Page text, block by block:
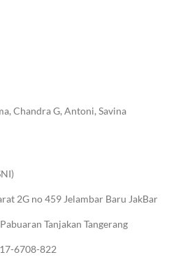
Chandra G, Antoni, Savina
2G no 459 Jelambar Baru JakBar
Tanjakan Tangerang
6708-822